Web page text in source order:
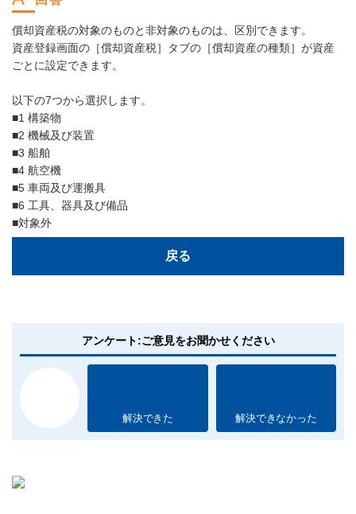
償却資産税の対象のものと非対象のものは、区別できます。
資産登録画面の［償却資産税］タブの［償却資産の種類］が資産
ごとに設定できます。
以下の7つから選択します。
■1 構築物
■2 機械及び装置
■3 船舶
■4 航空機
■5 車両及び運搬具
■6 工具、器具及び備品
■対象外
戻る
アンケート:ご意見をお聞かせください
解決できた 解決できなかった